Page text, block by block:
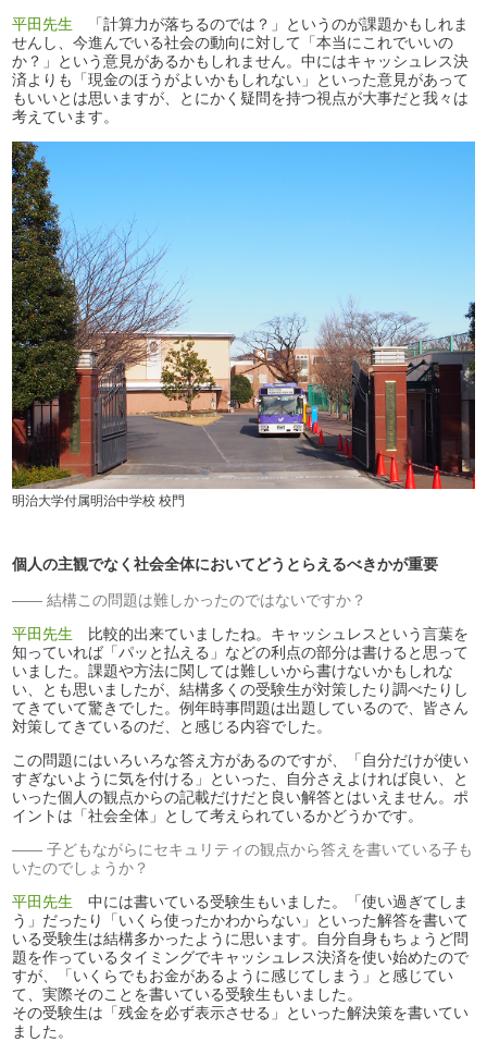
平田先生 「計算力が落ちるのでは？」というのが課題かもしれま
せんし、今進んでいる社会の動向に対して「本当にこれでいいの
か？」という意見があるかもしれません。中にはキャッシュレス決
済よりも「現金のほうがよいかもしれない」といった意見があって
もいいとは思いますが、とにかく疑問を持つ視点が大事だと我々は
考えています。
明治大学付属明治中学校 校門
個人の主観でなく社会全体においてどうとらえるべきかが重要
結構この問題は難しかったのではないですか？
平田先生 比較的出来ていましたね。キャッシュレスという言葉を
知っていれば「パッと払える」などの利点の部分は書けると思って
いました。課題や方法に関しては難しいから書けないかもしれな
い、とも思いましたが、結構多くの受験生が対策したり調べたりし
てきていて驚きでした。例年時事問題は出題しているので、皆さん
対策してきているのだ、と感じる内容でした。
この問題にはいろいろな答え方があるのですが、「自分だけが使い
すぎないように気を付ける」といった、自分さえよければ良い、と
いった個人の観点からの記載だけだと良い解答とはいえません。ポ
イントは「社会全体」として考えられているかどうかです。
子どもながらにセキュリティの観点から答えを書いている子も
いたのでしょうか？
平田先生 中には書いている受験生もいました。「使い過ぎてしま
う」だったり「いくら使ったかわからない」といった解答を書いて
いる受験生は結構多かったように思います。自分自身もちょうど問
題を作っているタイミングでキャッシュレス決済を使い始めたので
すが、「いくらでもお金があるように感じてしまう」と感じてい
て、実際そのことを書いている受験生もいました。
その受験生は「残金を必ず表示させる」といった解決策を書いてい
ました。